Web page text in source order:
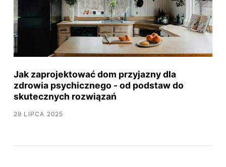
Jak zaprojektować dom przyjazny dla
zdrowia psychicznego - od podstaw do
skutecznych rozwiązań
29 LIPCA 2025